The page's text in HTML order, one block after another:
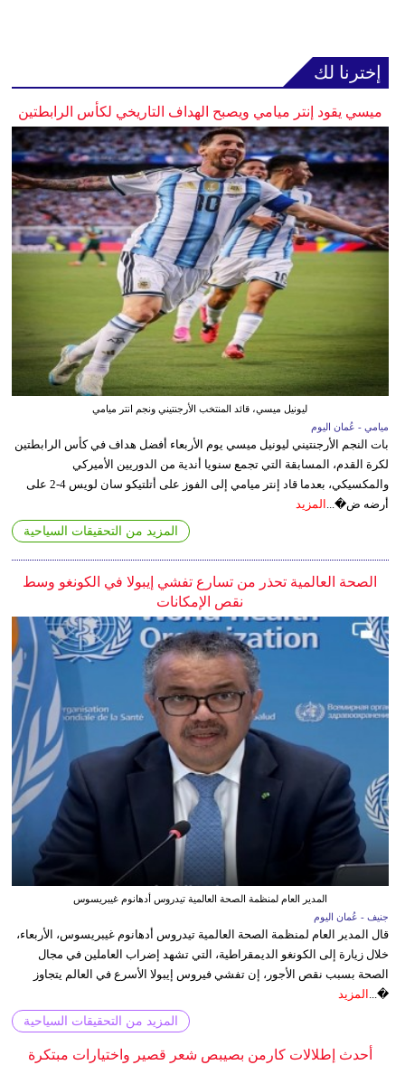
إخترنا لك
ميسي يقود إنتر ميامي ويصبح الهداف التاريخي لكأس الرابطتين
ليونيل ميسي، قائد المنتخب الأرجنتيني ونجم انتر ميامي
ميامي - عُمان اليوم
بات النجم الأرجنتيني ليونيل ميسي يوم الأربعاء أفضل هداف في كأس الرابطتين
لكرة القدم، المسابقة التي تجمع سنويا أندية من الدوريين الأميركي
والمكسيكي، بعدما قاد إنتر ميامي إلى الفوز على أتلتيكو سان لويس 4-2 على
أرضه ض�... المزيد
المزيد من التحقيقات السياحية
الصحة العالمية تحذر من تسارع تفشي إيبولا في الكونغو وسط
نقص الإمكانات
المدير العام لمنظمة الصحة العالمية تيدروس أدهانوم غيبريسوس
جنيف - عُمان اليوم
قال المدير العام لمنظمة الصحة العالمية تيدروس أدهانوم غيبريسوس، الأربعاء،
خلال زيارة إلى الكونغو الديمقراطية، التي تشهد إضراب العاملين في مجال
الصحة بسبب نقص الأجور، إن تفشي فيروس إيبولا الأسرع في العالم يتجاوز
�...
المزيد
المزيد من التحقيقات السياحية
أحدث إطلالات كارمن بصيبص شعر قصير واختيارات مبتكرة